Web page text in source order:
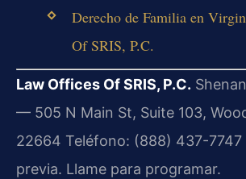
Derecho de Familia en
Of SRIS, P.C.
Law Offices Of SRIS, P.C.
— 505 N Main St, Suite 103,
22664 Teléfono: (888) 437-7747
previa. Llame para programar.